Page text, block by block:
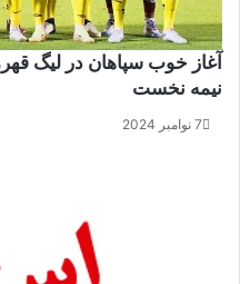
نیمه نخست
7 نوامبر 2024